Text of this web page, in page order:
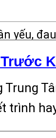
yếu,
là nam
sau
trình